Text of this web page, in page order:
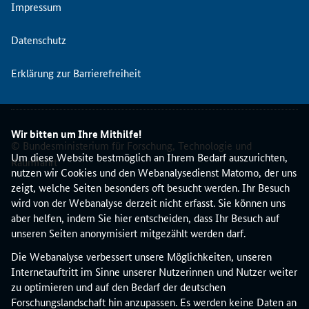
Wir bitten um Ihre Mithilfe!
Um diese Website bestmöglich an Ihrem Bedarf auszurichten,
nutzen wir Cookies und den Webanalysedienst Matomo, der uns
zeigt, welche Seiten besonders oft besucht werden. Ihr Besuch
wird von der Webanalyse derzeit nicht erfasst. Sie können uns
aber helfen, indem Sie hier entscheiden, dass Ihr Besuch auf
unseren Seiten anonymisiert mitgezählt werden darf.
Die Webanalyse verbessert unsere Möglichkeiten, unseren
Internetauftritt im Sinne unserer Nutzerinnen und Nutzer weiter
zu optimieren und auf den Bedarf der deutschen
Forschungslandschaft hin anzupassen. Es werden keine Daten an
K
L
b
n
s
w
i
s
s
e
s
c
h
a
Impressum
Datenschutz
Erklärung zur Barrierefreiheit
© Bundesministerium für Forschung, Technologie und
Raumfahrt